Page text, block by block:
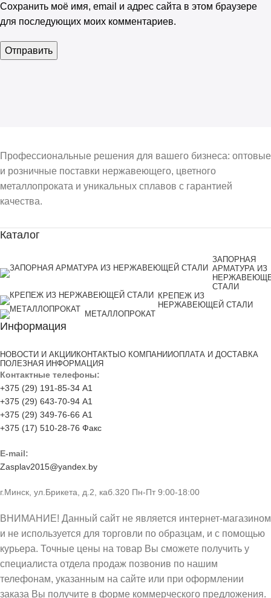
Сохранить моё имя, email и адрес сайта в этом браузере
для последующих моих комментариев.
Профессиональные решения для вашего бизнеса: оптовые
и розничные поставки нержавеющего, цветного
металлопроката и уникальных сплавов с гарантией
качества.
Каталог
ЗАПОРНАЯ
АРМАТУРА ИЗ
СТАЛИ
КРЕПЕЖ ИЗ
НЕРЖАВЕЮЩЕЙ СТАЛИ
МЕТАЛЛОПРОКАТ
Информация
НОВОСТИ И АКЦИИ КОНТАКТЫ О КОМПАНИИОПЛАТА И ДОСТАВКА
ПОЛЕЗНАЯ ИНФОРМАЦИЯ
Контактные телефоны:
+375 (29) 191-85-34 А1
+375 (29) 643-70-94 А1
+375 (29) 349-76-66 А1
+375 (17) 510-28-76 Факс
E-mail:
Zasplav2015@yandex.by
г.Минск, ул.Брикета, д.2, каб.320 Пн-Пт 9:00-18:00
ВНИМАНИЕ! Данный сайт не является интернет-магазином
и не используется для торговли по образцам, и с помощью
курьера. Точные цены на товар Вы сможете получить у
специалиста отдела продаж позвонив по нашим
телефонам, указанным на сайте или при оформлении
заказа Вы получите в форме коммерческого предложения.